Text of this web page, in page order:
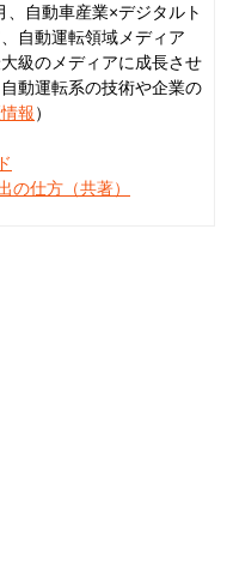
自動車産業×デジタルト
自動運転領域メディア
級のメディアに成長させ
動運転系の技術や企業の
報）
の仕方（共著）